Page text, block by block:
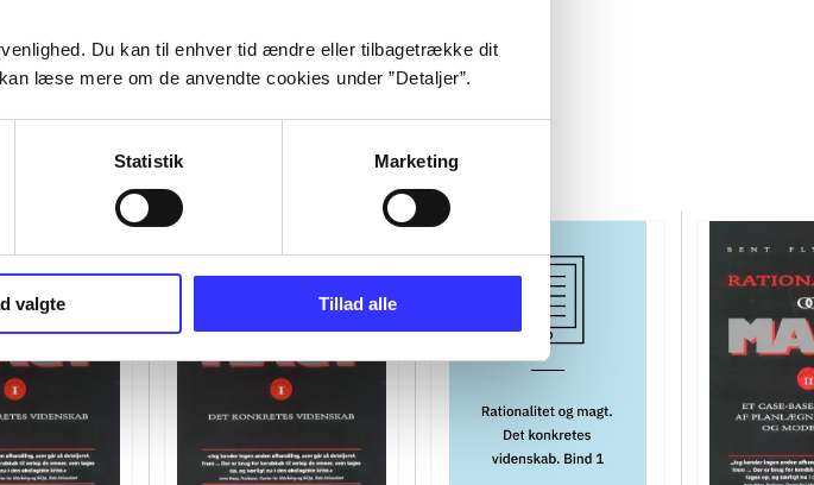
Du kan til enhver tid ændre eller tilbagetrække dit
læse mere om de anvendte cookies under ”Detaljer”.
Statistik Marketing
valgte Tillad alle